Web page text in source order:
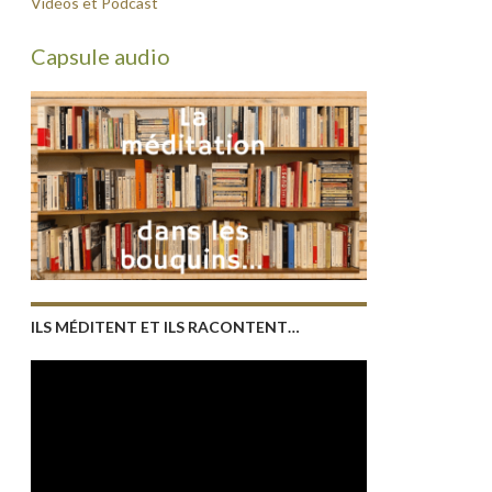
Capsule audio
ILS MÉDITENT ET ILS RACONTENT…